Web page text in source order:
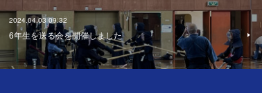
2024.04.03 09:32
6年生を送る会を開催しました